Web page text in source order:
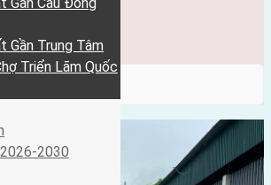
2030
nam
Gần Trung Tâm
Triển Lãm Quốc
2030